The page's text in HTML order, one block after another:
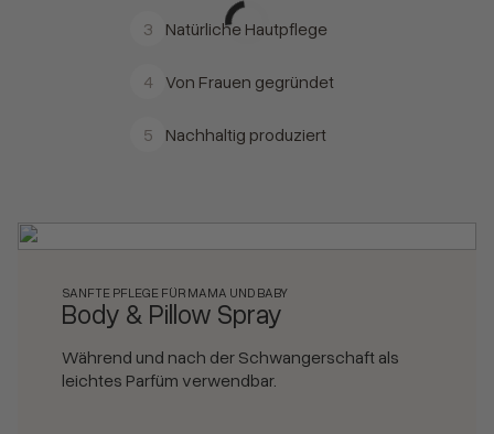
3 Natürliche Hautpflege
4 Von Frauen gegründet
5 Nachhaltig produziert
SANFTE PFLEGE FÜR MAMA UND BABY
Body & Pillow Spray
Während und nach der Schwangerschaft als
leichtes Parfüm verwendbar.